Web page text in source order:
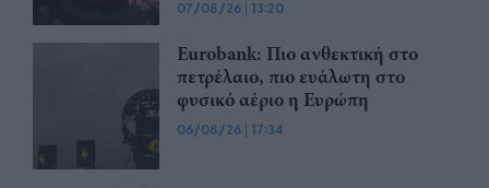
07/08/26 | 13:20
Eurobank: Πιο ανθεκτική στο
πετρέλαιο, πιο ευάλωτη στο
φυσικό αέριο η Ευρώπη
06/08/26 | 17:34